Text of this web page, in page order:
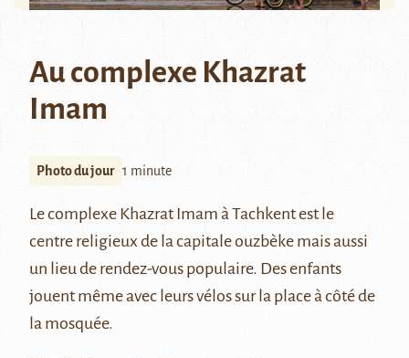
Au complexe Khazrat
Imam
Photo du jour 1 minute
Le complexe Khazrat Imam à Tachkent est le
centre religieux de la capitale ouzbèke mais aussi
un lieu de rendez-vous populaire. Des enfants
jouent même avec leurs vélos sur la place à côté de
la mosquée.